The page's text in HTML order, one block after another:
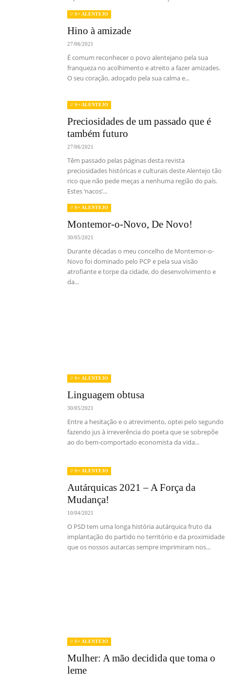
// S+ ALENTEJO
Hino à amizade
27/06/2021
É comum reconhecer o povo alentejano pela sua
franqueza no acolhimento e atreito a fazer amizades.
O seu coração, adoçado pela sua calma e...
// S+ ALENTEJO
Preciosidades de um passado que é
também futuro
27/06/2021
Têm passado pelas páginas desta revista
preciosidades históricas e culturais deste Alentejo tão
rico que não pede meças a nenhuma região do país.
Estes ‘nacos’...
// S+ ALENTEJO
Montemor-o-Novo, De Novo!
30/05/2021
Durante décadas o meu concelho de Montemor-o-
Novo foi dominado pelo PCP e pela sua visão
atrofiante e torpe da cidade, do desenvolvimento e
da...
// S+ ALENTEJO
Linguagem obtusa
30/05/2021
Entre a hesitação e o atrevimento, optei pelo segundo
fazendo jus à irreverência do poeta que se sobrepõe
ao do bem-comportado economista da vida...
// S+ ALENTEJO
Autárquicas 2021 – A Força da
Mudança!
10/04/2021
O PSD tem uma longa história autárquica fruto da
implantação do partido no território e da proximidade
que os nossos autarcas sempre imprimiram nos...
// S+ ALENTEJO
Mulher: A mão decidida que toma o
leme